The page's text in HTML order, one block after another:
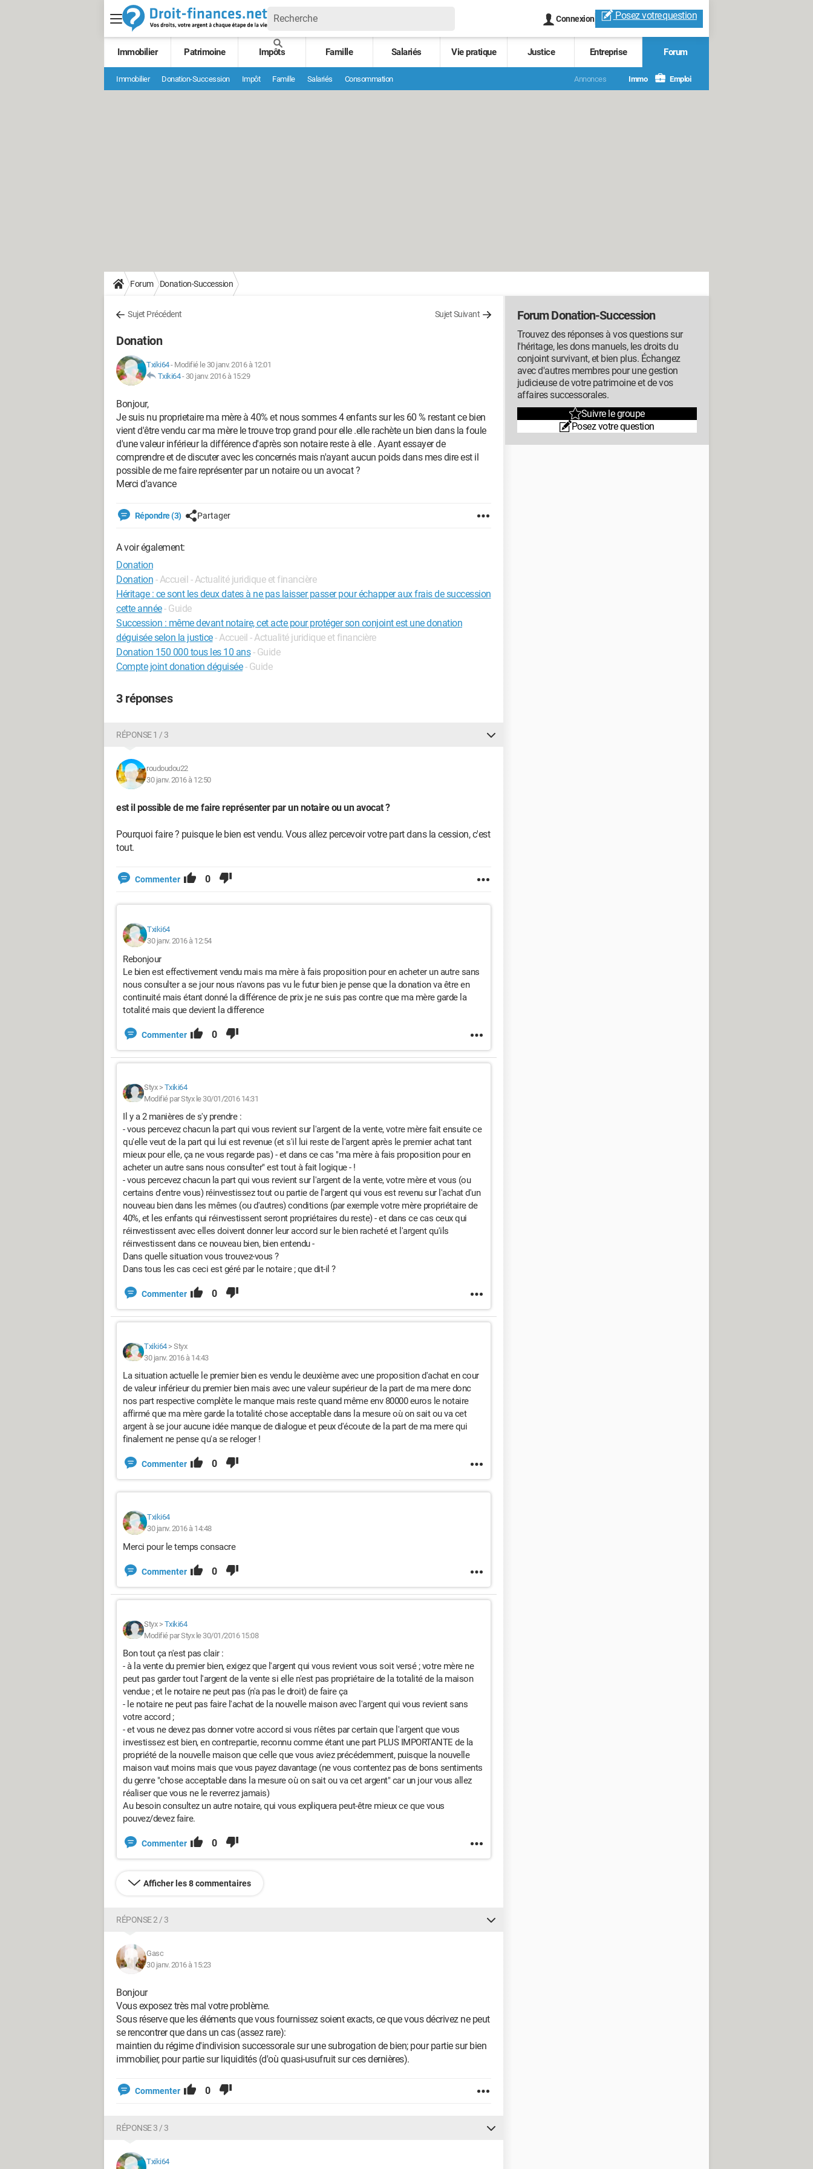
Connexion Posez votrequestion
Immobilier Patrimoine Impôts Famille Salariés Vie pratique Justice Entreprise Forum
Immobilier Donation-Succession Impôt Famille Salariés Consommation Annonces Immo Emploi
Forum Donation-Succession
Sujet Précédent Sujet Suivant
Donation
Txiki64- Modifié le 30 janv. 2016 à 12:01
Txiki64- 30 janv. 2016 à 15:29
Bonjour,
Je suis nu proprietaire ma mère à 40% et nous sommes 4 enfants sur les 60 % restant ce bien
vient d'être vendu car ma mère le trouve trop grand pour elle .elle rachète un bien dans la foule
d'une valeur inférieur la différence d'après son notaire reste à elle . Ayant essayer de
comprendre et de discuter avec les concernés mais n'ayant aucun poids dans mes dire est il
possible de me faire représenter par un notaire ou un avocat ?
Merci d'avance
Répondre (3) Partager
A voir également:
Donation
Donation - Accueil - Actualité juridique et financière
Héritage : ce sont les deux dates à ne pas laisser passer pour échapper aux frais de succession
cette année- Guide
Succession : même devant notaire, cet acte pour protéger son conjoint est une donation
déguisée selon la justice- Accueil - Actualité juridique et financière
Donation 150 000 tous les 10 ans - Guide
Compte joint donation déguisée - Guide
3 réponses
RÉPONSE 1 / 3
roudoudou22
30 janv. 2016 à 12:50
est il possible de me faire représenter par un notaire ou un avocat ?
Pourquoi faire ? puisque le bien est vendu. Vous allez percevoir votre part dans la cession, c'est
tout.
Commenter 0
Txiki64
30 janv. 2016 à 12:54
Rebonjour
Le bien est effectivement vendu mais ma mère à fais proposition pour en acheter un autre sans
nous consulter a se jour nous n'avons pas vu le futur bien je pense que la donation va être en
continuité mais étant donné la différence de prix je ne suis pas contre que ma mère garde la
totalité mais que devient la difference
Commenter 0
Styx> Txiki64
Modifié par Styx le 30/01/2016 14:31
Il y a 2 manières de s'y prendre :
- vous percevez chacun la part qui vous revient sur l'argent de la vente, votre mère fait ensuite ce
qu'elle veut de la part qui lui est revenue (et s'il lui reste de l'argent après le premier achat tant
mieux pour elle, ça ne vous regarde pas) - et dans ce cas "ma mère à fais proposition pour en
acheter un autre sans nous consulter" est tout à fait logique - !
- vous percevez chacun la part qui vous revient sur l'argent de la vente, votre mère et vous (ou
certains d'entre vous) réinvestissez tout ou partie de l'argent qui vous est revenu sur l'achat d'un
nouveau bien dans les mêmes (ou d'autres) conditions (par exemple votre mère propriétaire de
40%, et les enfants qui réinvestissent seront propriétaires du reste) - et dans ce cas ceux qui
réinvestissent avec elles doivent donner leur accord sur le bien racheté et l'argent qu'ils
réinvestissent dans ce nouveau bien, bien entendu -
Dans quelle situation vous trouvez-vous ?
Dans tous les cas ceci est géré par le notaire ; que dit-il ?
Commenter 0
Txiki64> Styx
30 janv. 2016 à 14:43
La situation actuelle le premier bien es vendu le deuxième avec une proposition d'achat en cour
de valeur inférieur du premier bien mais avec une valeur supérieur de la part de ma mere donc
nos part respective complète le manque mais reste quand même env 80000 euros le notaire
affirmé que ma mère garde la totalité chose acceptable dans la mesure où on sait ou va cet
argent à se jour aucune idée manque de dialogue et peux d'écoute de la part de ma mere qui
finalement ne pense qu'a se reloger !
Commenter 0
Txiki64
30 janv. 2016 à 14:48
Merci pour le temps consacre
Commenter 0
Styx> Txiki64
Modifié par Styx le 30/01/2016 15:08
Bon tout ça n'est pas clair :
- à la vente du premier bien, exigez que l'argent qui vous revient vous soit versé ; votre mère ne
peut pas garder tout l'argent de la vente si elle n'est pas propriétaire de la totalité de la maison
vendue ; et le notaire ne peut pas (n'a pas le droit) de faire ça
- le notaire ne peut pas faire l'achat de la nouvelle maison avec l'argent qui vous revient sans
votre accord ;
- et vous ne devez pas donner votre accord si vous n'êtes par certain que l'argent que vous
investissez est bien, en contrepartie, reconnu comme étant une part PLUS IMPORTANTE de la
propriété de la nouvelle maison que celle que vous aviez précédemment, puisque la nouvelle
maison vaut moins mais que vous payez davantage (ne vous contentez pas de bons sentiments
du genre "chose acceptable dans la mesure où on sait ou va cet argent" car un jour vous allez
réaliser que vous ne le reverrez jamais)
Au besoin consultez un autre notaire, qui vous expliquera peut-être mieux ce que vous
pouvez/devez faire.
Commenter 0
Afficher les 8 commentaires
RÉPONSE 2 / 3
Gasc
30 janv. 2016 à 15:23
Bonjour
Vous exposez très mal votre problème.
Sous réserve que les éléments que vous fournissez soient exacts, ce que vous décrivez ne peut
se rencontrer que dans un cas (assez rare):
maintien du régime d'indivision successorale sur une subrogation de bien; pour partie sur bien
immobilier, pour partie sur liquidités (d'où quasi-usufruit sur ces dernières).
Commenter 0
RÉPONSE 3 / 3
Txiki64
Forum Donation-Succession
Trouvez des réponses à vos questions sur
l'héritage, les dons manuels, les droits du
conjoint survivant, et bien plus. Échangez
avec d'autres membres pour une gestion
judicieuse de votre patrimoine et de vos
affaires successorales.
Suivre le groupe
Posez votre question